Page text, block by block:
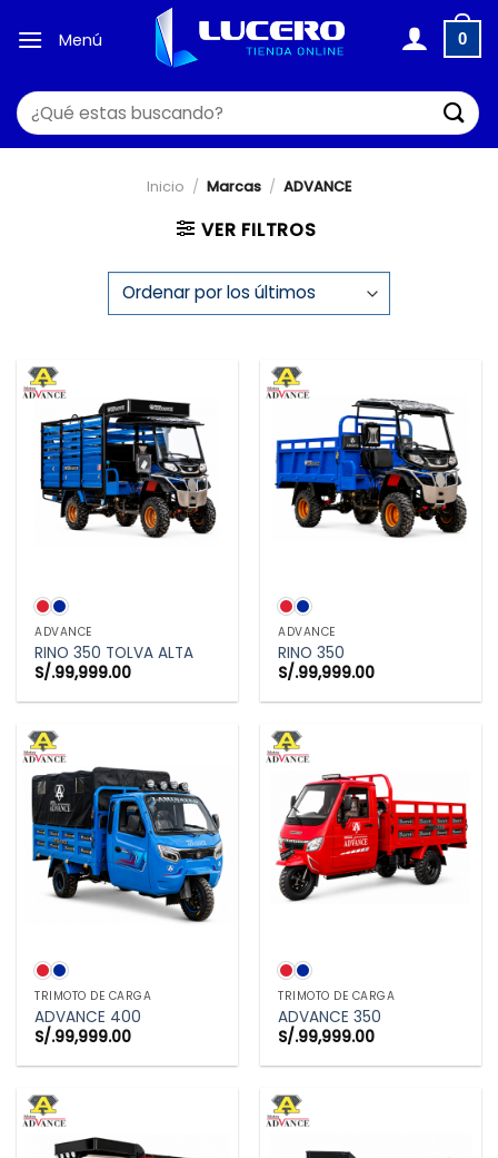
Menú 0
Buscar
por:
Inicio / Marcas / ADVANCE
VER FILTROS
ADVANCE
RINO 350 TOLVA ALTA
S/.99,999.00
ADVANCE
RINO 350
S/.99,999.00
TRIMOTO DE CARGA
ADVANCE 400
S/.99,999.00
TRIMOTO DE CARGA
ADVANCE 350
S/.99,999.00